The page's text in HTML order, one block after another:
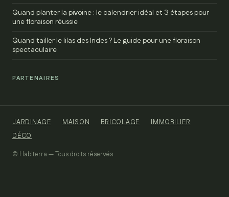
Quand planter la pivoine : le calendrier idéal et 3 étapes pour
une floraison réussie
Quand tailler le lilas des Indes ? Le guide pour une floraison
spectaculaire
PARTENAIRES
JARDINAGE MAISON BRICOLAGE
IMMOBILIER
DÉCO
© Habiterra — Tous droits réservés